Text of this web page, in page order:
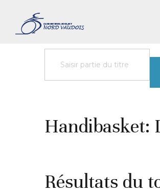
Handibasket:
Résultats du